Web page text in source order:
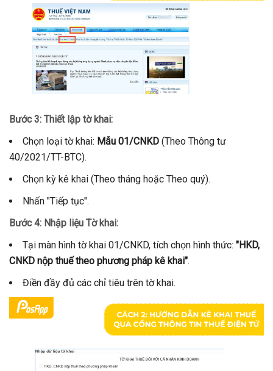
Bước 3: Thiết lập tờ khai:
Chọn loại tờ khai: Mẫu 01/CNKD (Theo Thông tư
40/2021/TT-BTC).
Chọn kỳ kê khai (Theo tháng hoặc Theo quý).
Nhấn "Tiếp tục".
Bước 4: Nhập liệu Tờ khai:
Tại màn hình tờ khai 01/CNKD, tích chọn hình thức: "HKD,
CNKD nộp thuế theo phương pháp kê khai".
Điền đầy đủ các chỉ tiêu trên tờ khai.